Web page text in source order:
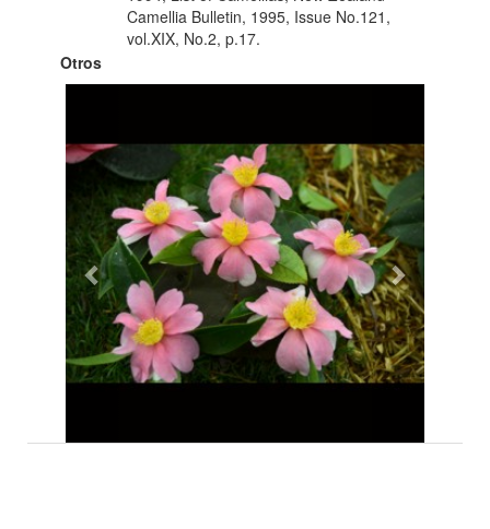
Camellia Bulletin, 1995, Issue No.121,
vol.XIX, No.2, p.17.
Otros